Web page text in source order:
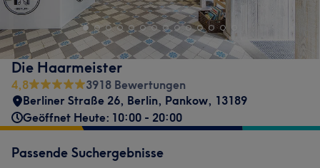
Die Haarmeister
4,8
3918 Bewertungen
Berliner Straße 26, Berlin, Pankow, 13189
Geöffnet Heute: 10:00 - 20:00
Passende Suchergebnisse